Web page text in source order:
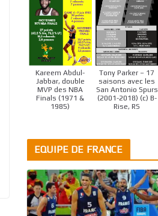
Kareem Abdul-
Jabbar, double
MVP des NBA
Finals (1971 &
1985)
Tony Parker – 17
saisons avec les
San Antonio Spurs
(2001-2018) (c) B-
Rise, RS
EQUIPE DE FRANCE